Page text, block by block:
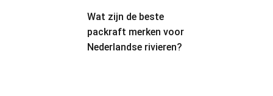
Wat zijn de beste
packraft merken voor
Nederlandse rivieren?